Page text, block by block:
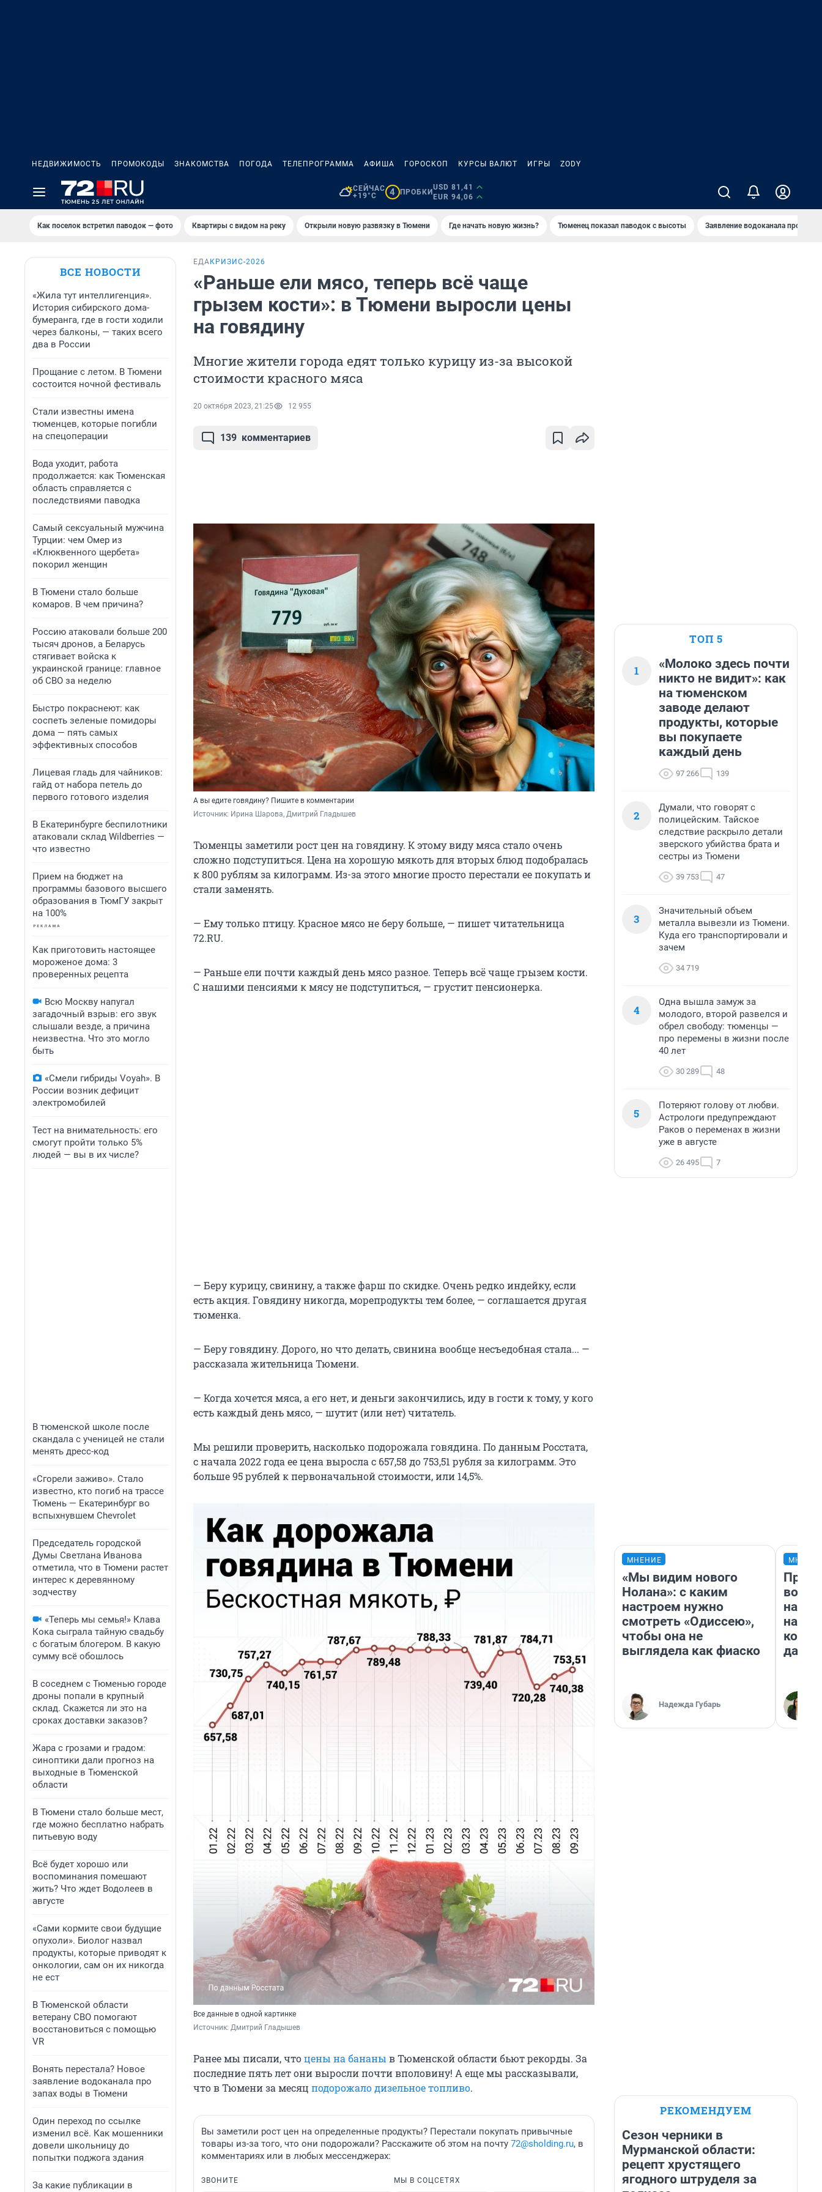
НЕДВИЖИМОСТЬ ПРОМОКОДЫ ЗНАКОМСТВА ПОГОДА ТЕЛЕПРОГРАММА АФИША ГОРОСКОП КУРСЫ ВАЛЮТ ИГРЫ ZODY
СЕЙЧАС
+19°C
4 ПРОБКИ
USD 81,41
EUR 94,06
Как поселок встретил паводок — фото Квартиры с видом на реку Открыли новую развязку в Тюмени Где начать новую жизнь? Тюменец показал паводок с высоты Заявление водоканала про
ВСЕ НОВОСТИ
«Жила тут интеллигенция».
История сибирского дома-
бумеранга, где в гости ходили
через балконы, — таких всего
два в России
Прощание с летом. В Тюмени
состоится ночной фестиваль
Стали известны имена
тюменцев, которые погибли
на спецоперации
Вода уходит, работа
продолжается: как Тюменская
область справляется с
последствиями паводка
Самый сексуальный мужчина
Турции: чем Омер из
«Клюквенного щербета»
покорил женщин
В Тюмени стало больше
комаров. В чем причина?
Россию атаковали больше 200
тысяч дронов, а Беларусь
стягивает войска к
украинской границе: главное
об СВО за неделю
Быстро покраснеют: как
соспеть зеленые помидоры
дома — пять самых
эффективных способов
Лицевая гладь для чайников:
гайд от набора петель до
первого готового изделия
В Екатеринбурге беспилотники
атаковали склад Wildberries —
что известно
Прием на бюджет на
программы базового высшего
образования в ТюмГУ закрыт
на 100%
Как приготовить настоящее
мороженое дома: 3
проверенных рецепта
Всю Москву напугал
загадочный взрыв: его звук
слышали везде, а причина
неизвестна. Что это могло
быть
«Смели гибриды Voyah». В
России возник дефицит
электромобилей
Тест на внимательность: его
смогут пройти только 5%
людей — вы в их числе?
В тюменской школе после
скандала с ученицей не стали
менять дресс-код
«Сгорели заживо». Стало
известно, кто погиб на трассе
Тюмень — Екатеринбург во
вспыхнувшем Chevrolet
Председатель городской
Думы Светлана Иванова
отметила, что в Тюмени растет
интерес к деревянному
зодчеству
«Теперь мы семья!» Клава
Кока сыграла тайную свадьбу
с богатым блогером. В какую
сумму всё обошлось
В соседнем с Тюменью городе
дроны попали в крупный
склад. Скажется ли это на
сроках доставки заказов?
Жара с грозами и градом:
синоптики дали прогноз на
выходные в Тюменской
области
В Тюмени стало больше мест,
где можно бесплатно набрать
питьевую воду
Всё будет хорошо или
воспоминания помешают
жить? Что ждет Водолеев в
августе
«Сами кормите свои будущие
опухоли». Биолог назвал
продукты, которые приводят к
онкологии, сам он их никогда
не ест
В Тюменской области
ветерану СВО помогают
восстановиться с помощью
VR
Вонять перестала? Новое
заявление водоканала про
запах воды в Тюмени
Один переход по ссылке
изменил всё. Как мошенники
довели школьницу до
попытки поджога здания
За какие публикации в
ЕДА КРИЗИС-2026
«Раньше ели мясо, теперь всё чаще
грызем кости»: в Тюмени выросли цены
на говядину
Многие жители города едят только курицу из-за высокой
стоимости красного мяса
20 октября 2023, 21:25 12 955
139 комментариев
А вы едите говядину? Пишите в комментарии
Источник: Ирина Шарова, Дмитрий Гладышев
Тюменцы заметили рост цен на говядину. К этому виду мяса стало очень
сложно подступиться. Цена на хорошую мякоть для вторых блюд подобралась
к 800 рублям за килограмм. Из-за этого многие просто перестали ее покупать и
стали заменять.
— Ему только птицу. Красное мясо не беру больше, — пишет читательница
72.RU.
— Раньше ели почти каждый день мясо разное. Теперь всё чаще грызем кости.
С нашими пенсиями к мясу не подступиться, — грустит пенсионерка.
— Беру курицу, свинину, а также фарш по скидке. Очень редко индейку, если
есть акция. Говядину никогда, морепродукты тем более, — соглашается другая
тюменка.
— Беру говядину. Дорого, но что делать, свинина вообще несъедобная стала... —
рассказала жительница Тюмени.
— Когда хочется мяса, а его нет, и деньги закончились, иду в гости к тому, у кого
есть каждый день мясо, — шутит (или нет) читатель.
Мы решили проверить, насколько подорожала говядина. По данным Росстата,
с начала 2022 года ее цена выросла с 657,58 до 753,51 рубля за килограмм. Это
больше 95 рублей к первоначальной стоимости, или 14,5%.
Все данные в одной картинке
Источник: Дмитрий Гладышев
Ранее мы писали, чтоцены на бананы в Тюменской области бьют рекорды. За
последние пять лет они выросли почти вполовину! А еще мы рассказывали,
что в Тюмени за месяц подорожало дизельное топливо.
Вы заметили рост цен на определенные продукты? Перестали покупать привычные
товары из-за того, что они подорожали? Расскажите об этом на почту 72@sholding.ru, в
комментариях или в любых мессенджерах:
ЗВОНИТЕ МЫ В СОЦСЕТЯХ
ТОП 5
1
«Молоко здесь почти
никто не видит»: как
на тюменском
заводе делают
продукты, которые
вы покупаете
каждый день
97 266 139
2
Думали, что говорят с
полицейским. Тайское
следствие раскрыло детали
зверского убийства брата и
сестры из Тюмени
39 753 47
3
Значительный объем
металла вывезли из Тюмени.
Куда его транспортировали и
зачем
34 719
4
Одна вышла замуж за
молодого, второй развелся и
обрел свободу: тюменцы —
про перемены в жизни после
40 лет
30 289 48
5
Потеряют голову от любви.
Астрологи предупреждают
Раков о переменах в жизни
уже в августе
26 495 7
МНЕНИЕ
«Мы видим нового
Нолана»: с каким
настроем нужно
смотреть «Одиссею»,
чтобы она не
выглядела как фиаско
Надежда Губарь
нам
даже
РЕКОМЕНДУЕМ
Сезон черники в
Мурманской области:
рецепт хрустящего
ягодного штруделя за